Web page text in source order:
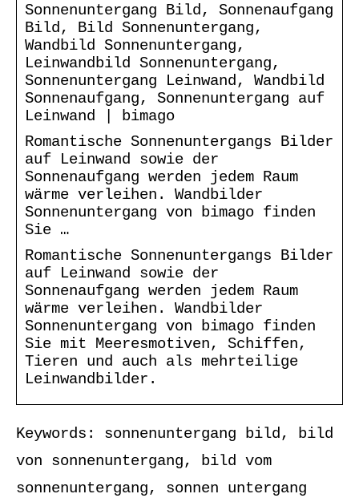
Sonnenuntergang Bild, Sonnenaufgang
Bild, Bild Sonnenuntergang,
Wandbild Sonnenuntergang,
Leinwandbild Sonnenuntergang,
Sonnenuntergang Leinwand, Wandbild
Sonnenaufgang, Sonnenuntergang auf
Leinwand | bimago
Romantische Sonnenuntergangs Bilder
auf Leinwand sowie der
Sonnenaufgang werden jedem Raum
wärme verleihen. Wandbilder
Sonnenuntergang von bimago finden
Sie …
Romantische Sonnenuntergangs Bilder
auf Leinwand sowie der
Sonnenaufgang werden jedem Raum
wärme verleihen. Wandbilder
Sonnenuntergang von bimago finden
Sie mit Meeresmotiven, Schiffen,
Tieren und auch als mehrteilige
Leinwandbilder.
Keywords: sonnenuntergang bild, bild
von sonnenuntergang, bild vom
sonnenuntergang, sonnen untergang